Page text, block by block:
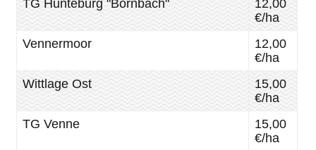
TG Hunteburg "Bornbach"
12,00
€/ha
Vennermoor
12,00
€/ha
Wittlage Ost
15,00
€/ha
TG Venne
15,00
€/ha